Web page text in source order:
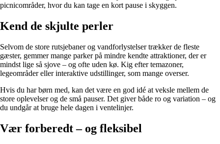
picnicområder, hvor du kan tage en kort pause i skyggen.
Kend de skjulte perler
Selvom de store rutsjebaner og vandforlystelser trækker de fleste
gæster, gemmer mange parker på mindre kendte attraktioner, der er
mindst lige så sjove – og ofte uden kø. Kig efter temazoner,
legeområder eller interaktive udstillinger, som mange overser.
Hvis du har børn med, kan det være en god idé at veksle mellem de
store oplevelser og de små pauser. Det giver både ro og variation – og
du undgår at bruge hele dagen i ventelinjer.
Vær forberedt – og fleksibel